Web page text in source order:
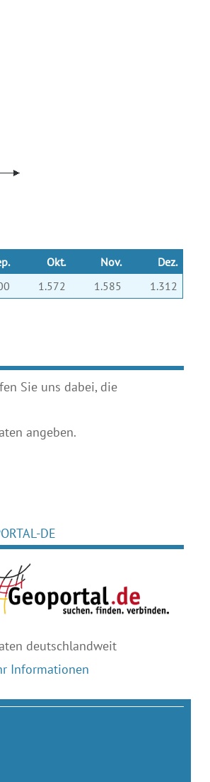
Okt. Nov.
Dez.
1.572 1.585 1.312
Sie uns dabei, die
angeben.
DE
deutschlandweit
Informationen